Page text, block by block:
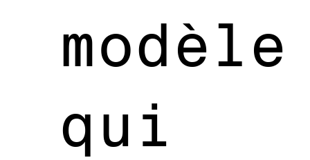
modèle
qui